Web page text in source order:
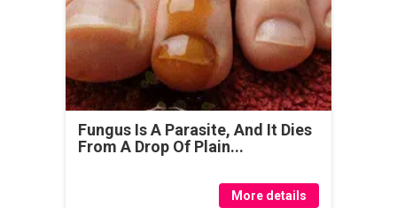
Fungus Is A Parasite, And It Dies
From A Drop Of Plain...
More details